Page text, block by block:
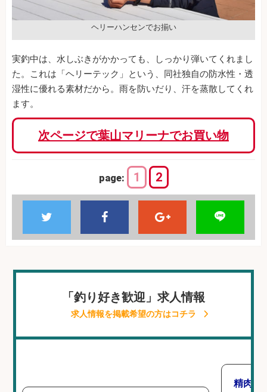
ヘリーハンセンでお揃い
実釣中は、水しぶきがかかっても、しっかり弾いてくれまし
た。これは「ヘリーテック」という、同社独自の防水性・透
湿性に優れる素材だから。雨を防いだり、汗を蒸散してくれ
ます。
次ページで葉山マリーナでお買い物
page: 1 2
「釣り好き歓迎」求人情報
求人情報を掲載希望の方はコチラ
精肉・